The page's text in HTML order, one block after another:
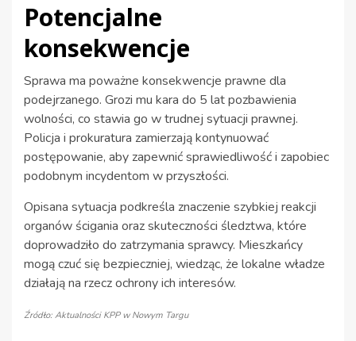
Potencjalne
konsekwencje
Sprawa ma poważne konsekwencje prawne dla
podejrzanego. Grozi mu kara do 5 lat pozbawienia
wolności, co stawia go w trudnej sytuacji prawnej.
Policja i prokuratura zamierzają kontynuować
postępowanie, aby zapewnić sprawiedliwość i zapobiec
podobnym incydentom w przyszłości.
Opisana sytuacja podkreśla znaczenie szybkiej reakcji
organów ścigania oraz skuteczności śledztwa, które
doprowadziło do zatrzymania sprawcy. Mieszkańcy
mogą czuć się bezpieczniej, wiedząc, że lokalne władze
działają na rzecz ochrony ich interesów.
Źródło: Aktualności KPP w Nowym Targu